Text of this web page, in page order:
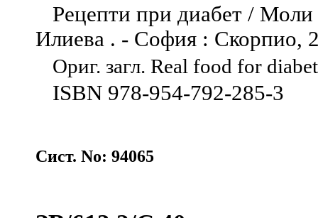
Рецепти при диабет /
Илиева . - София : Скорпио,
Ориг. загл. Real food for
ISBN 978-954-792-285-3
Сист. No: 94065